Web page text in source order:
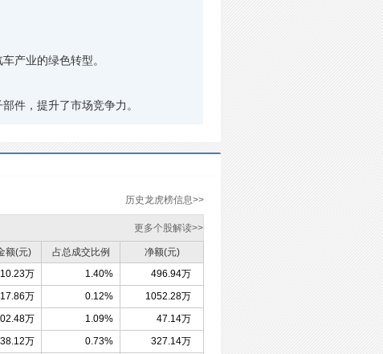
产业的绿色转型。
件，提升了市场竞争力。
历史龙虎榜信息>>
更多个股解读>>
额(元) 占总成交比例 净额(元)
万 1.40% 496.94万
万 0.12% 1052.28万
万 1.09% 47.14万
万 0.73% 327.14万